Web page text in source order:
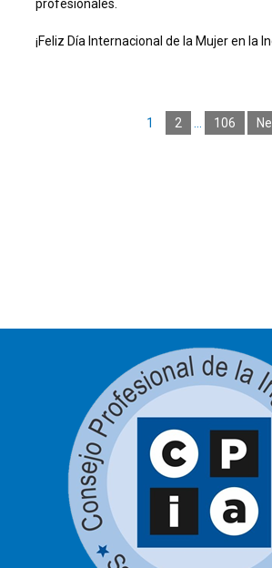
profesionales.
¡Feliz Día Internacional de la Mujer en la
1 2 106